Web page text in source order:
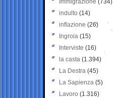
Immigrazione (734)
indulto (14)
inflazione (26)
Ingroia (15)
Interviste (16)
la casta (1.394)
La Destra (45)
La Sapienza (5)
Lavoro (1.316)